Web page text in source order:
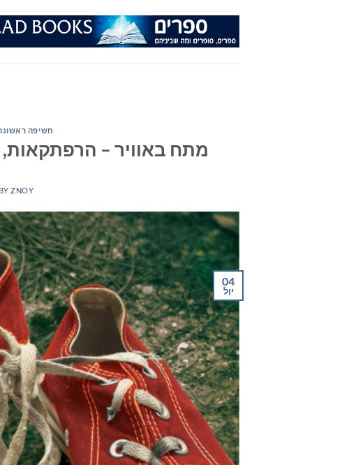
חשיפה
מתח באוויר – הרפתקאות,
BYZNOY
04
יול